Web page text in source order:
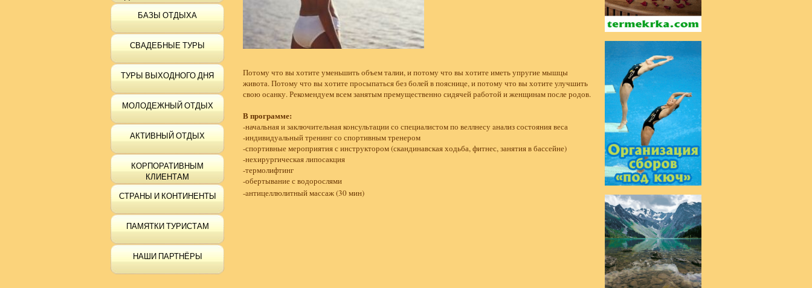
БАЗЫ ОТДЫХА
СВАДЕБНЫЕ ТУРЫ
ТУРЫ ВЫХОДНОГО ДНЯ
МОЛОДЕЖНЫЙ ОТДЫХ
АКТИВНЫЙ ОТДЫХ
КОРПОРАТИВНЫМ
КЛИЕНТАМ
СТРАНЫ И КОНТИНЕНТЫ
ПАМЯТКИ ТУРИСТАМ
НАШИ ПАРТНЁРЫ
Потому что вы хотите уменьшить объем талии, и потому что вы хотите иметь упругие мышцы
живота. Потому что вы хотите просыпаться без болей в пояснице, и потому что вы хотите улучшить
свою осанку. Рекомендуем всем занятым премущественно сидячей работой и женщинам после родов.
В программе:
-начальная и заключительная консультации со специалистом по веллнесу aнализ состояния веса
-индивидуальный тренинг со спортивным тренером
-спортивные мероприятия с инструктором (скандинавская ходьба, фитнес, занятия в бассейне)
-нехирургическая липосакция
-термолифтинг
-обертывание с водорослями
-aнтицеллюлитный массаж (30 мин)